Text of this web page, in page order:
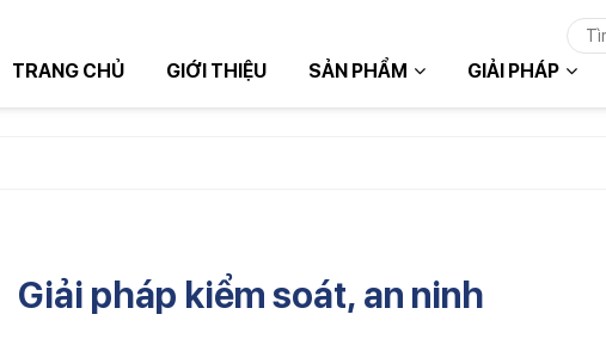
TRANG CHỦ GIỚI THIỆU SẢN PHẨM GIẢI PHÁP
Giải pháp kiểm soát, an ninh